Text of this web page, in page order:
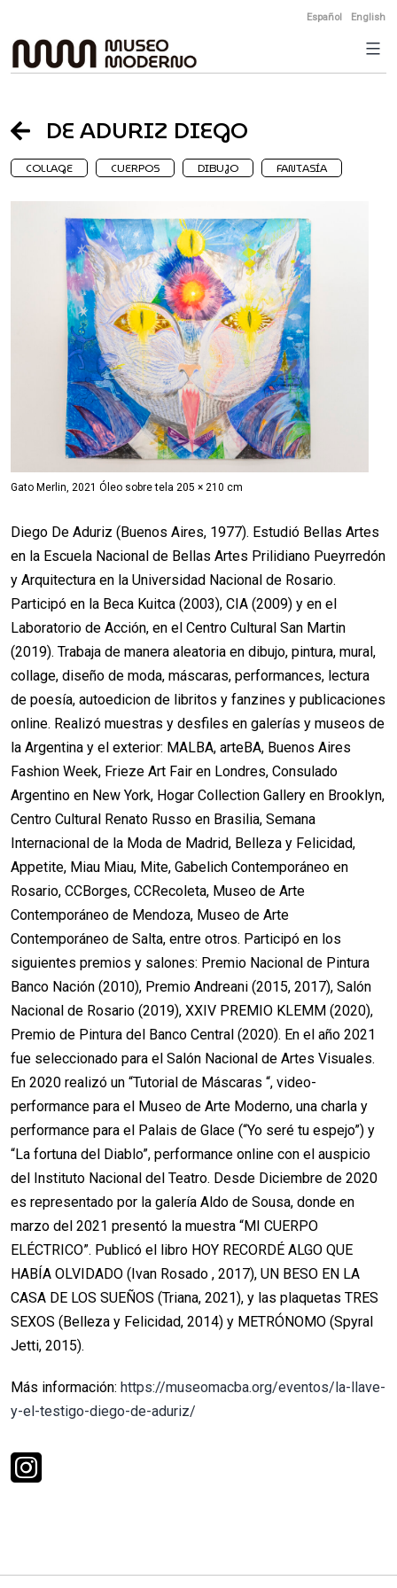
to
content
Español English
DE ADURIZ DIEGO
COLLAGE CUERPOS DIBUJO FANTASÍA
Gato Merlin, 2021 Óleo sobre tela 205 × 210 cm
Diego De Aduriz (Buenos Aires, 1977). Estudió Bellas Artes
en la Escuela Nacional de Bellas Artes Prilidiano Pueyrredón
y Arquitectura en la Universidad Nacional de Rosario.
Participó en la Beca Kuitca (2003), CIA (2009) y en el
Laboratorio de Acción, en el Centro Cultural San Martin
(2019). Trabaja de manera aleatoria en dibujo, pintura, mural,
collage, diseño de moda, máscaras, performances, lectura
de poesía, autoedicion de libritos y fanzines y publicaciones
online. Realizó muestras y desfiles en galerías y museos de
la Argentina y el exterior: MALBA, arteBA, Buenos Aires
Fashion Week, Frieze Art Fair en Londres, Consulado
Argentino en New York, Hogar Collection Gallery en Brooklyn,
Centro Cultural Renato Russo en Brasilia, Semana
Internacional de la Moda de Madrid, Belleza y Felicidad,
Appetite, Miau Miau, Mite, Gabelich Contemporáneo en
Rosario, CCBorges, CCRecoleta, Museo de Arte
Contemporáneo de Mendoza, Museo de Arte
Contemporáneo de Salta, entre otros. Participó en los
siguientes premios y salones: Premio Nacional de Pintura
Banco Nación (2010), Premio Andreani (2015, 2017), Salón
Nacional de Rosario (2019), XXIV PREMIO KLEMM (2020),
Premio de Pintura del Banco Central (2020). En el año 2021
fue seleccionado para el Salón Nacional de Artes Visuales.
En 2020 realizó un “Tutorial de Máscaras “, video-
performance para el Museo de Arte Moderno, una charla y
performance para el Palais de Glace (“Yo seré tu espejo”) y
“La fortuna del Diablo”, performance online con el auspicio
del Instituto Nacional del Teatro. Desde Diciembre de 2020
es representado por la galería Aldo de Sousa, donde en
marzo del 2021 presentó la muestra “MI CUERPO
ELÉCTRICO”. Publicó el libro HOY RECORDÉ ALGO QUE
HABÍA OLVIDADO (Ivan Rosado , 2017), UN BESO EN LA
CASA DE LOS SUEÑOS (Triana, 2021), y las plaquetas TRES
SEXOS (Belleza y Felicidad, 2014) y METRÓNOMO (Spyral
Jetti, 2015).
Más información: https://museomacba.org/eventos/la-llave-
y-el-testigo-diego-de-aduriz/